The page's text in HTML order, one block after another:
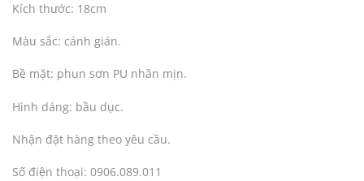
Kích thước: 18cm
Màu sắc: cánh gián.
Bề mặt: phun sơn PU nhãn mịn.
Hình dáng: bầu dục.
Nhận đặt hàng theo yêu cầu.
Số điện thoại: 0906.089.011